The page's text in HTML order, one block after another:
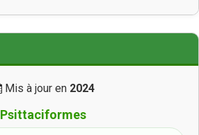
Mis à jour en 2024
Psittaciformes